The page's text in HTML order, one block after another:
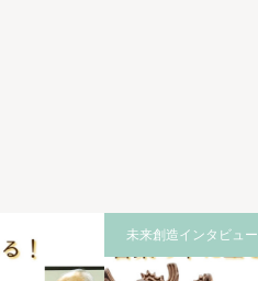
未来創造インタビュー